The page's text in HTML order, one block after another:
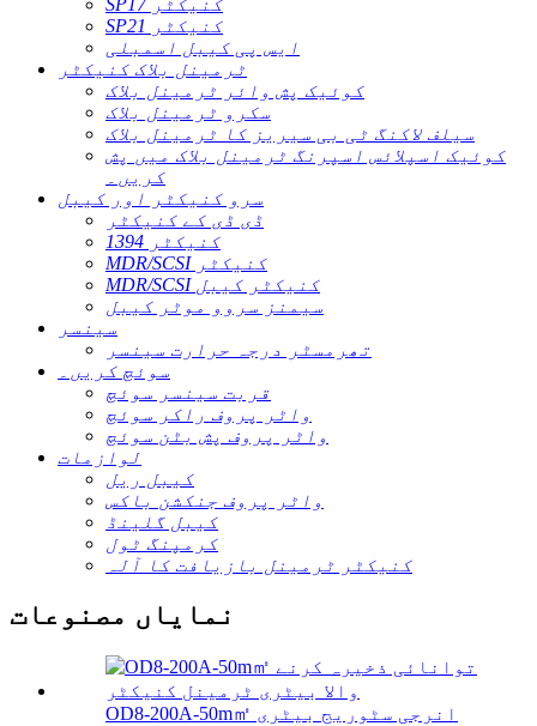
SP21 کنیکٹر
ایس پی کیبل اسمبلی
ٹرمینل بلاک کنیکٹر
کوئیک پش وائر ٹرمینل بلاک
سکرو ٹرمینل بلاک
سیلف لاکنگ ٹی بی سیریز کا ٹرمینل بلاک
کوئیک اسپلائس اسپرنگ ٹرمینل بلاک میں پش
کریں۔
سرو کنیکٹر اور کیبل
ڈی ڈی کے کنیکٹر
1394 کنیکٹر
MDR/SCSI کنیکٹر
MDR/SCSI کنیکٹر کیبل
سیمنز سروو موٹر کیبل
سینسر
تھرمسٹر درجہ حرارت سینسر
سوئچ کریں۔
قربت سینسر سوئچ
واٹر پروف راکر سوئچ
واٹر پروف پش بٹن سوئچ
لوازمات
کیبل ریل
واٹر پروف جنکشن باکس
کیبل گلینڈ
کرمپنگ ٹول
کنیکٹر ٹرمینل بازیافت کا آلہ
نمایاں مصنوعات
OD8-200A-50m㎡ انرجی سٹوریج بیٹری